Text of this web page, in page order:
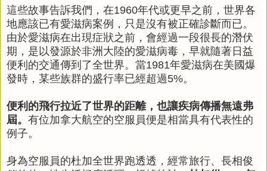
這些故事告訴我們，在1960年代或更早之前，世界各
地應該已有愛滋病案例，只是沒有被正確診斷而已。
由於愛滋病在出現症狀之前，會經過一段很長的潛伏
期，是以發源於非洲大陸的愛滋病毒，早就隨著日益
便利的交通傳到了全世界。當1981年愛滋病在美國爆
發時，某些族群的盛行率已經超過5%。
便利的飛行拉近了世界的距離，也讓疾病傳播無遠弗
屆。 有位加拿大航空的空服員便是相當具有代表性的
例子。
身為空服員的杜加全世界跑透透，經常旅行、長相俊